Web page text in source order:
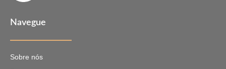
Navegue
Sobre nós